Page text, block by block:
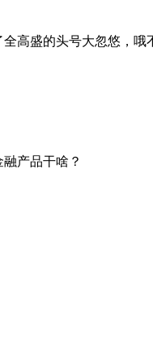
高盛的头号大忽悠，哦
产品干啥？